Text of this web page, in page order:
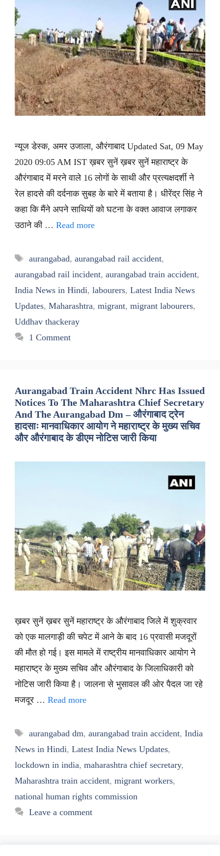
न्यूज डेस्क, अमर उजाला, औरंगाबाद Updated Sat, 09 May
2020 09:05 AM IST ख़बर सुनें ख़बर सुनें महाराष्ट्र के
औरंगाबाद में मरने वाले 16 लोगों के साथी और प्रत्यक्षदर्शी ने
रेल हादसे की दर्दनाक सुबह के बारे में बताया है। धीरेंद्र सिंह ने
कहा कि मैंने अपने साथियों को घटना के वक्त आवाज लगाकर
उठाने की … Read more
Tags
aurangabad, aurangabad rail accident,
aurangabad rail incident, aurangabad train accident,
India News in Hindi, labourers, Latest India News
Updates, Maharashtra, migrant, migrant labourers,
Uddhav thackeray
1 Comment
Aurangabad Train Accident Nhrc Has Issued
Notices To The Maharashtra Chief Secretary
And The Aurangabad Dm – औरंगाबाद ट्रेन
हादसाः मानवाधिकार आयोग ने महाराष्ट्र के मुख्य सचिव
और औरंगाबाद के डीएम नोटिस जारी किया
ख़बर सुनें ख़बर सुनें महाराष्ट्र के औरंगाबाद जिले में शुक्रवार
को एक मालगाड़ी की चपेट में आने के बाद 16 प्रवासी मजदूरों
की मौत हो गई। इस मामले में राष्ट्रीय मानवाधिकार आयोग ने
महाराष्ट्र के मुख्य सचिव और औरंगाबाद के जिलाधिकारी को
नोटिस जारी किया है। जालना से भुसावल की ओर पैदल जा रहे
मजदूर … Read more
Tags
aurangabad dm, aurangabad train accident, India
News in Hindi, Latest India News Updates,
lockdown in india, maharashtra chief secretary,
Maharashtra train accident, migrant workers,
national human rights commission
Leave a comment